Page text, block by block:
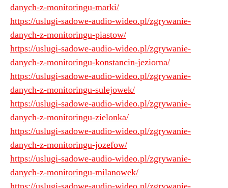
danych-z-monitoringu-marki/
https://uslugi-sadowe-audio-wideo.pl/zgrywanie-
danych-z-monitoringu-piastow/
https://uslugi-sadowe-audio-wideo.pl/zgrywanie-
danych-z-monitoringu-konstancin-jeziorna/
https://uslugi-sadowe-audio-wideo.pl/zgrywanie-
danych-z-monitoringu-sulejowek/
https://uslugi-sadowe-audio-wideo.pl/zgrywanie-
danych-z-monitoringu-zielonka/
https://uslugi-sadowe-audio-wideo.pl/zgrywanie-
danych-z-monitoringu-jozefow/
https://uslugi-sadowe-audio-wideo.pl/zgrywanie-
danych-z-monitoringu-milanowek/